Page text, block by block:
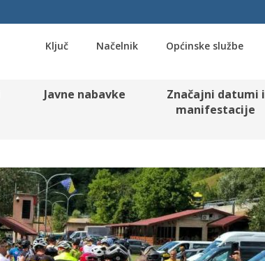
Ključ Načelnik Općinske službe
Javne nabavke
Značajni datumi i
manifestacije